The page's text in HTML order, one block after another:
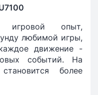
игровой опыт,
любимой игры,
движение -
событий. На
более